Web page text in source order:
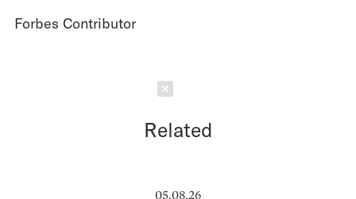
Forbes Contributor
Related
05.08.26